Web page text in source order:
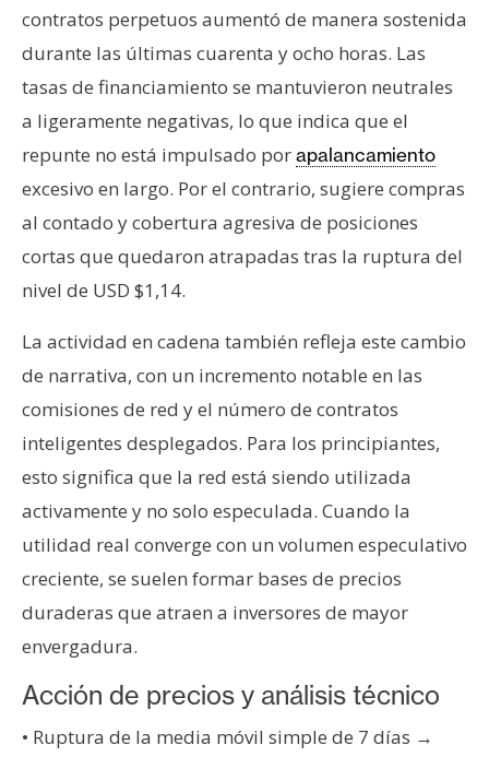
contratos perpetuos aumentó de manera sostenida
durante las últimas cuarenta y ocho horas. Las
tasas de financiamiento se mantuvieron neutrales
a ligeramente negativas, lo que indica que el
repunte no está impulsado porapalancamiento
excesivo en largo. Por el contrario, sugiere compras
al contado y cobertura agresiva de posiciones
cortas que quedaron atrapadas tras la ruptura del
nivel de USD $1,14.
La actividad en cadena también refleja este cambio
de narrativa, con un incremento notable en las
comisiones de red y el número de contratos
inteligentes desplegados. Para los principiantes,
esto significa que la red está siendo utilizada
activamente y no solo especulada. Cuando la
utilidad real converge con un volumen especulativo
creciente, se suelen formar bases de precios
duraderas que atraen a inversores de mayor
envergadura.
Acción de precios y análisis técnico
• Ruptura de la media móvil simple de 7 días →